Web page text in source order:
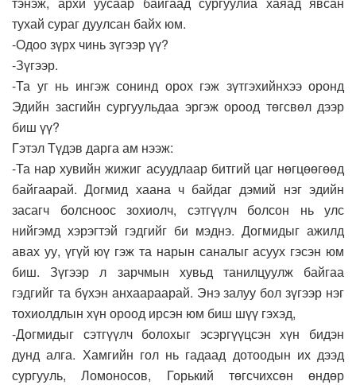
тухай сураг дуулсан байх юм.
-Одоо зүрх чинь зүгээр үү?
-Зүгээр.
-Та уг нь ингэж сонинд орох гэж зүтгэхийнхээ оронд
Эдийн засгийн сургуульдаа эргэж ороод төгсвөл дээр
биш үү?
Гэтэл Түдэв дарга ам нээж:
-Та нар хувийн жижиг асуудлаар битгий цаг нөгцөөгөөд
байгаарай. Догмид хаана ч байдаг дэмий нэг эдийн
засагч болсноос зохиолч, сэтгүүлч болсон нь улс
нийгэмд хэрэгтэй гэдгийг би мэднэ. Догмидыг ажилд
авах уу, үгүй юү гэж та нарын саналыг асуух гэсэн юм
биш. Зүгээр л зарчмын хувьд танилцуулж байгаа
гэдгийг та бүхэн анхаараарай. Энэ залуу бол зүгээр нэг
тохиолдлын хүн ороод ирсэн юм биш шүү гэхэд,
-Догмидыг сэтгүүлч болохыг эсэргүүцсэн хүн бидэн
дунд алга. Хамгийн гол нь гадаад дотоодын их дээд
сургууль, Ломоносов, Горький төгсчихсөн өндөр